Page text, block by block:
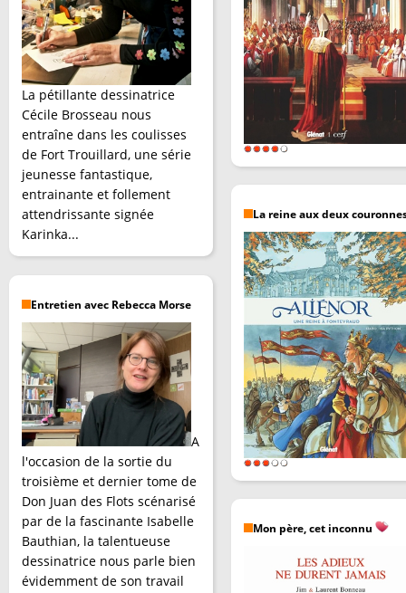
La pétillante dessinatrice
Cécile Brosseau nous
entraîne dans les coulisses
de Fort Trouillard, une série
jeunesse fantastique,
entrainante et follement
attendrissante signée
Karinka...
Entretien avec Rebecca Morse
A
l'occasion de la sortie du
troisième et dernier tome de
Don Juan des Flots scénarisé
par de la fascinante Isabelle
Bauthian, la talentueuse
dessinatrice nous parle bien
évidemment de son travail
La reine aux deux
Mon père, cet inconnu